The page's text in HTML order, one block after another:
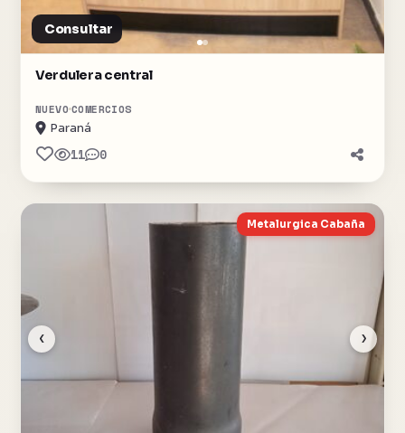
Consultar
Verdulera central
NUEVO COMERCIOS
Paraná
11 0
‹ ›
Metalurgica Cabaña